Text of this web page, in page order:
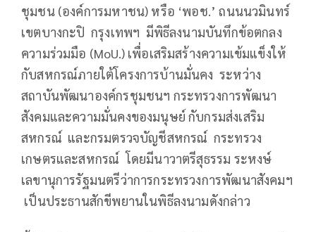
ชุมชน (องค์การมหาชน) หรือ ‘พอช.’ ถนนนวมินทร์
เขตบางกะปิ กรุงเทพฯ มีพิธีลงนามบันทึกข้อตกลง
ความร่วมมือ (MoU.) เพื่อเสริมสร้างความเข้มแข็งให้
กับสหกรณ์ภายใต้โครงการบ้านมั่นคง ระหว่าง
สถาบันพัฒนาองค์กรชุมชนฯ กระทรวงการพัฒนา
สังคมและความมั่นคงของมนุษย์ กับกรมส่งเสริม
สหกรณ์ และกรมตรวจบัญชีสหกรณ์ กระทรวง
เกษตรและสหกรณ์ โดยมีนาวาตรีสุธรรม ระหงษ์
เลขานุการรัฐมนตรีว่าการกระทรวงการพัฒนาสังคมฯ
เป็นประธานสักขีพยานในพิธีลงนามดังกล่าว